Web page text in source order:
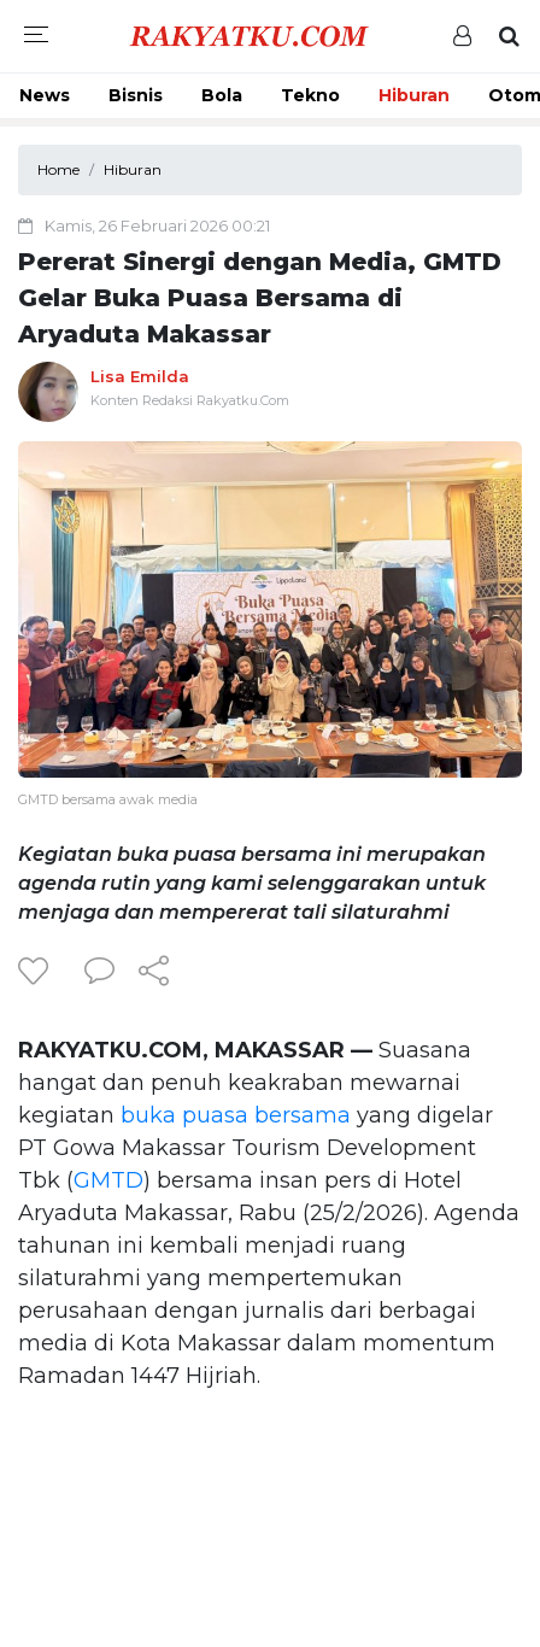
News Bisnis Bola Tekno Hiburan
Home Hiburan
Kamis, 26 Februari 2026 00:21
Pererat Sinergi dengan Media, GMTD
Gelar Buka Puasa Bersama di
Aryaduta Makassar
Lisa Emilda
Konten Redaksi Rakyatku.Com
GMTD bersama awak media
Kegiatan buka puasa bersama ini merupakan
agenda rutin yang kami selenggarakan untuk
menjaga dan mempererat tali silaturahmi
RAKYATKU.COM, MAKASSAR — Suasana
hangat dan penuh keakraban mewarnai
kegiatan buka puasa bersama yang digelar
PT Gowa Makassar Tourism Development
Tbk (GMTD) bersama insan pers di Hotel
Aryaduta Makassar, Rabu (25/2/2026). Agenda
tahunan ini kembali menjadi ruang
silaturahmi yang mempertemukan
perusahaan dengan jurnalis dari berbagai
media di Kota Makassar dalam momentum
Ramadan 1447 Hijriah.